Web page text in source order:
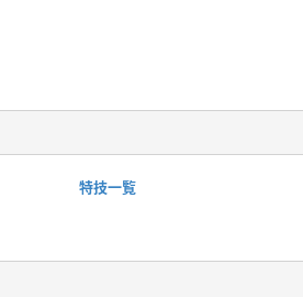
特技一覧